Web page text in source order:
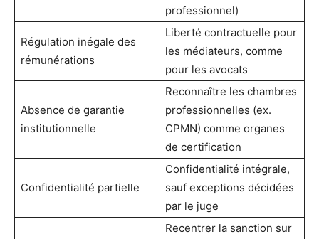
professionnel)
Régulation inégale des
rémunérations
Liberté contractuelle pour
les médiateurs, comme
pour les avocats
Absence de garantie
institutionnelle
Reconnaître les chambres
professionnelles (ex.
CPMN) comme organes
de certification
Confidentialité partielle
Confidentialité intégrale,
sauf exceptions décidées
par le juge
Recentrer la sanction sur